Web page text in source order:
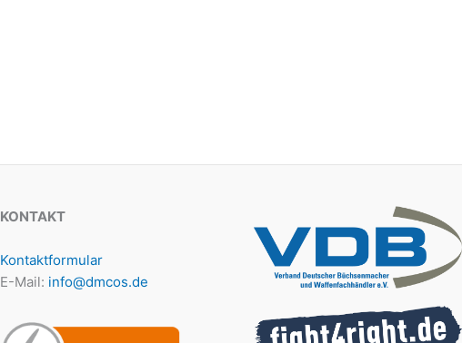
KONTAKT
Kontaktformular
E-Mail: info@dmcos.de